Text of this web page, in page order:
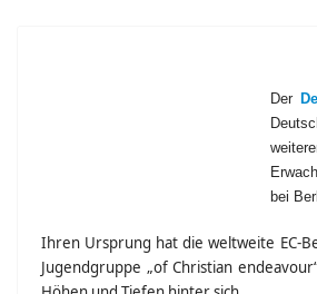
Der
bei
Ihren Ursprung hat die weltweite EC-
Jugendgruppe „of Christian